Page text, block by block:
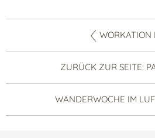
WORKATION
ZURÜCK ZUR SEITE:
WANDERWOCHE IM